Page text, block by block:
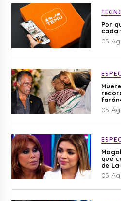
Por
cada
05
05
que
de La
05